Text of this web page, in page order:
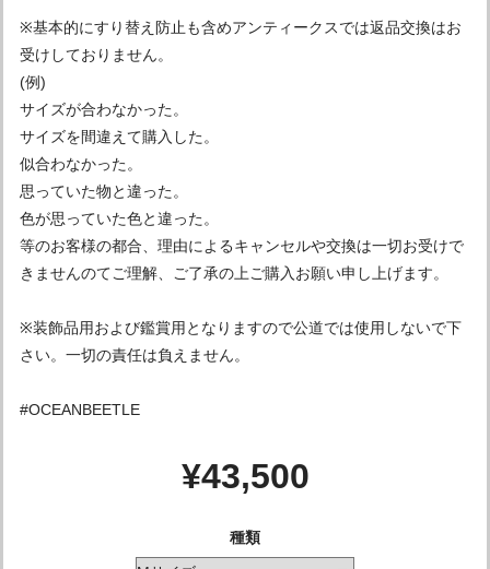
※基本的にすり替え防止も含めアンティークスでは返品交換はお
受けしておりません。
(例)
サイズが合わなかった。
サイズを間違えて購入した。
似合わなかった。
思っていた物と違った。
色が思っていた色と違った。
等のお客様の都合、理由によるキャンセルや交換は一切お受けで
きませんのてご理解、ご了承の上ご購入お願い申し上げます。
※装飾品用および鑑賞用となりますので公道では使用しないで下
さい。一切の責任は負えません。
#OCEANBEETLE
¥43,500
種類